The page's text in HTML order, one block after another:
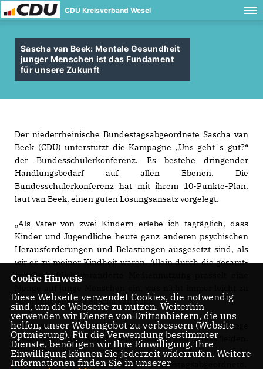
CDU Kreisverband Wesel
Sascha van Beek: Mentale Gesundheit
junger Menschen ist das Fundament
für unsere Zukunft
Der niederrheinische Bundestagsabgeordnete Sascha van
Beek (CDU) unterstützt die Kampagne „Uns geht`s gut?“
der Bundesschülerkonferenz. Es bestehe dringender
Handlungsbedarf auf allen Ebenen. Die
Bundesschülerkonferenz hat mit ihrem 10-Punkte-Plan,
laut van Beek, einen guten Lösungsansatz vorgelegt.
Als Vater von zwei Kindern erlebe ich tagtäglich, dass
Kinder und Jugendliche heute ganz anderen psychischen
Herausforderungen und Belastungen ausgesetzt sind, als
wir es zu meiner Kindheit waren. Allein durch die gesamt-
gesellschaftlich veränderte Mediennutzung prasselt eine
verarbeiten ist“, so Sascha van Beek.
Es macht mir große Sorgen, dass immer mehr junge
Menschen unter Angst, Depressionen und Stress leiden.
Wir stehen vor einer stillen Krise der Jugend, die uns nicht
kaltlassen darf“, betonte der CDU-Bundestagsabgeordnete.
Cookie Hinweis
Diese Webseite verwendet Cookies, die notwendig
sind, um die Webseite zu nutzen. Weiterhin
verwenden wir Dienste von Drittanbietern, die uns
helfen, unser Webangebot zu verbessern (Website-
Optmierung). Für die Verwendung bestimmter
Dienste, benötigen wir Ihre Einwilligung. Ihre
Einwilligung können Sie jederzeit widerrufen. Weitere
Informationen finden Sie in unserer